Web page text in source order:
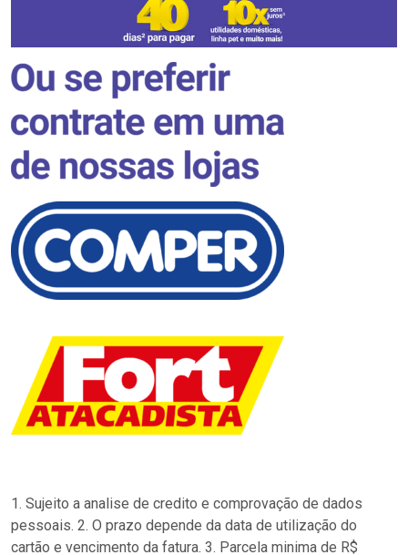
1. Sujeito a analise de credito e comprovação de dados
pessoais. 2. O prazo depende da data de utilização do
cartão e vencimento da fatura. 3. Parcela minima de R$